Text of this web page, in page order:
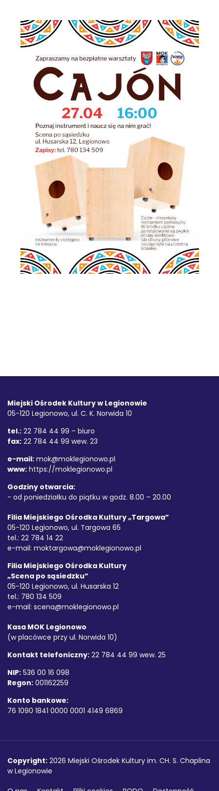
Stopka
Adres
Miejski Ośrodek Kultury w Legionowie
05-120 Legionowo, ul. C. K. Norwida 10
tel.: 22 784 44 99 – biuro
fax: 22 784 44 99 wew. 23
e-mail: mok@moklegionowo.pl
www: https://moklegionowo.pl
Godziny otwarcia:
- od poniedziałku do piątku w godz. 8.00 – 20.00
Filia Miejskiego Ośrodka Kultury „Targowa”
05-120 Legionowo, ul. Targowa 65
tel.: 22 784 14 22
e-mail: moktargowa@moklegionowo.pl
Filia Miejskiego Ośrodka Kultury
„Scena po sąsiedzku”
05-120 Legionowo, ul. Husarska 12
tel.: 780 134 509
e-mail: scena@moklegionowo.pl
Kasa MOK Legionowo
(w placówce przy ul. Norwida 10)
Kontakt telefoniczny: 22 784 44 99 wew. 25
NIP: 536 00 16 098
Regon: 001162259
Konto bankowe:
76 1090 1841 0000 0001 4149 6869
Copyright
Copyright: 2026 Miejski Ośrodek Kultury im. CH. S. Chaplina
w Legionowie